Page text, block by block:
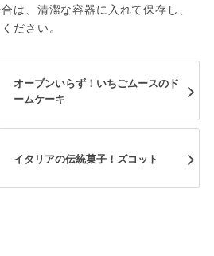
は、清潔な容器に入れて保存し、
ださい。
オーブンいらず！いちごムースのド
ームケーキ
イタリアの伝統菓子！ズコット